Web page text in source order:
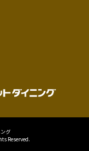
グ
Reserved.